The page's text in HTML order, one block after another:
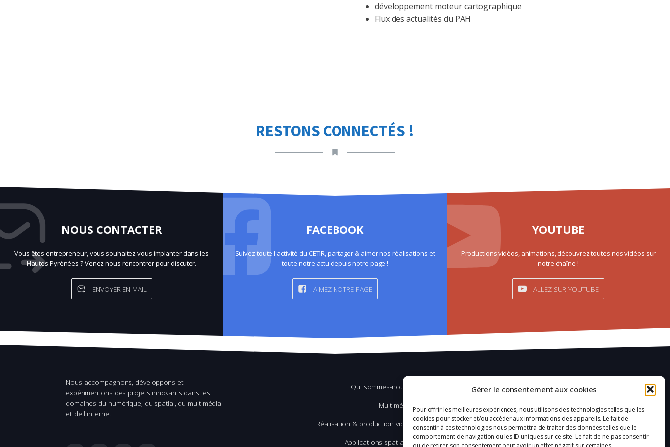
Gérer le consentement aux cookies
Pour offrir les meilleures expériences, nous utilisons des technologies telles que les
cookies pour stocker et/ou accéder aux informations des appareils. Le fait de
consentir à ces technologies nous permettra de traiter des données telles que le
comportement de navigation ou les ID uniques sur ce site. Le fait de ne pas consentir
ou de retirer son consentement peut avoir un effet négatif sur certaines
développement moteur cartographique
Flux des actualités du PAH
RESTONS CONNECTÉS !
NOUS CONTACTER
Vous êtes entrepreneur, vous souhaitez vous implanter dans les
Hautes Pyrénées ? Venez nous rencontrer pour discuter.
ENVOYER EN MAIL
FACEBOOK
Suivez toute l'activité du CETIR, partager & aimer nos réalisations et
toute notre actu depuis notre page !
AIMEZ NOTRE PAGE
YOUTUBE
Productions vidéos, animations, découvrez toutes nos vidéos sur
notre chaîne !
ALLEZ SUR YOUTUBE
Nous accompagnons, développons et
expérimentons des projets innovants dans les
domaines du numérique, du spatial, du multimédia
et de l'internet.
Qui sommes-nous ?
Multimédia
Réalisation & production vidéo
Applications spatiales
Mentions légales
Confidentialité
Plan du site
Politique de cookies (UE)